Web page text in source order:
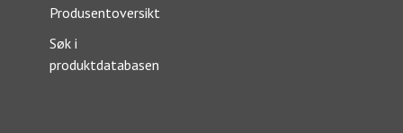
Produsentoversikt
Søk i
produktdatabasen